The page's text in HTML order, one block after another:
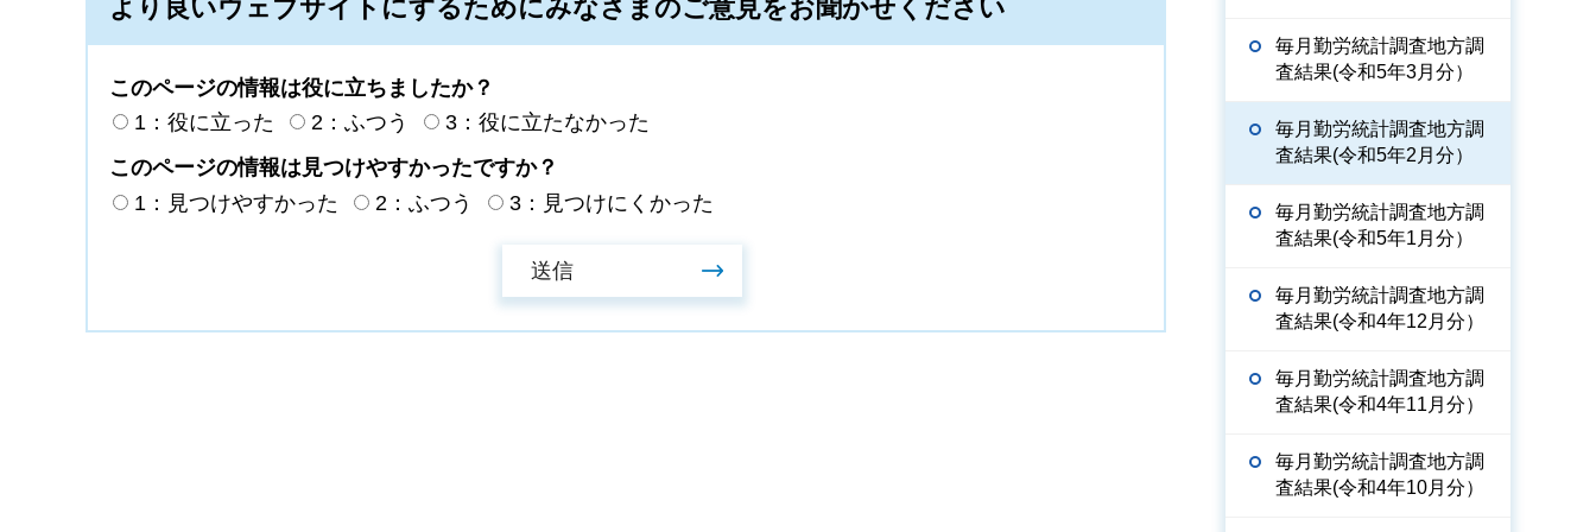
より良いウェブサイトにするためにみなさまのご意見をお聞かせください
このページの情報は役に立ちましたか？
1：役に立った
2：ふつう
3：役に立たなかった
このページの情報は見つけやすかったですか？
1：見つけやすかった
2：ふつう 3：見つけにくかった
毎月勤労統計調査地方調
査結果(令和5年3月分）
毎月勤労統計調査地方調
査結果(令和5年2月分）
毎月勤労統計調査地方調
査結果(令和5年1月分）
毎月勤労統計調査地方調
査結果(令和4年12月分）
毎月勤労統計調査地方調
査結果(令和4年11月分）
毎月勤労統計調査地方調
査結果(令和4年10月分）